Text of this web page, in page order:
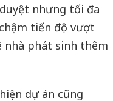
nhưng tối đa
tiến độ vượt
nhà phát sinh thêm
dự án cũng